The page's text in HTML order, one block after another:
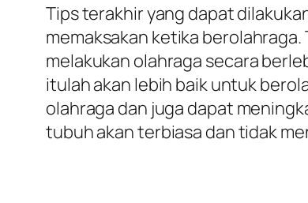
Tips terakhir yang dapat
memaksakan ketika
melakukan olahraga secara
itulah akan lebih baik untuk
olahraga dan juga dapat
tubuh akan terbiasa dan tidak